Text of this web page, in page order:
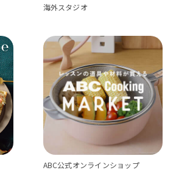
海外スタジオ
ABC公式オンラインショップ